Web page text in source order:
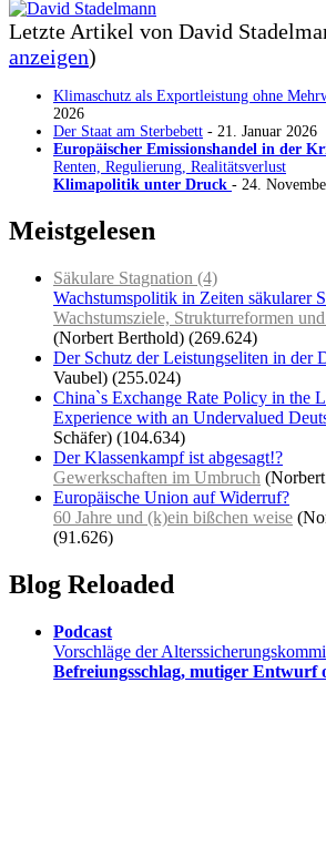
Letzte Artikel von David
anzeigen)
Klimaschutz als Exportleistung ohne
2026
Der Staat am Sterbebett - 21. Januar 2026
Europäischer Emissionshandel in der
Renten, Regulierung, Realitätsverlust
Klimapolitik unter Druck - 24.
Meistgelesen
Säkulare Stagnation (4)
Wachstumspolitik in Zeiten säkularer
Wachstumsziele, Strukturreformen
(Norbert Berthold) (269.624)
Der Schutz der Leistungseliten in der
Vaubel) (255.024)
China`s Exchange Rate Policy in the
Experience with an Undervalued
Schäfer) (104.634)
Der Klassenkampf ist abgesagt!?
Gewerkschaften im Umbruch
Europäische Union auf Widerruf?
60 Jahre und (k)ein bißchen weise
(91.626)
Blog Reloaded
Podcast
Vorschläge der
Befreiungsschlag, mutiger Entwurf